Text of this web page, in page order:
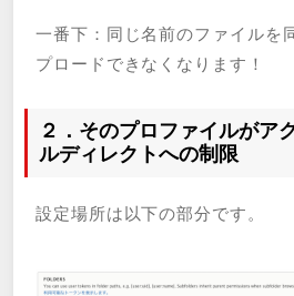
一番下：同じ名前のファイルを
プロードできなくなります！
２．そのプロファイルがア
ルディレクトへの制限
設定場所は以下の部分です。